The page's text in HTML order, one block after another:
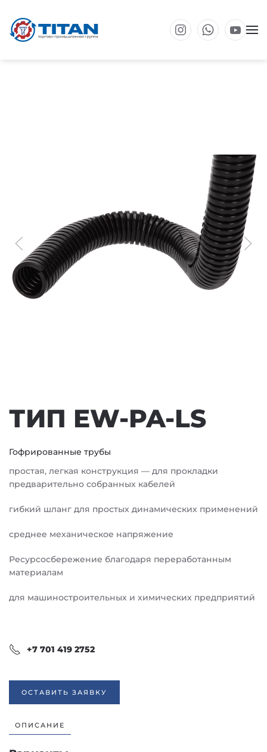
Перейти к основному содержанию
ТИП EW-PA-LS
Гофрированные трубы
простая, легкая конструкция — для прокладки
предварительно собранных кабелей
гибкий шланг для простых динамических применений
среднее механическое напряжение
Ресурсосбережение благодаря переработанным
материалам
для машиностроительных и химических предприятий
+7 701 419 2752
ОСТАВИТЬ ЗАЯВКУ
ОПИСАНИЕ